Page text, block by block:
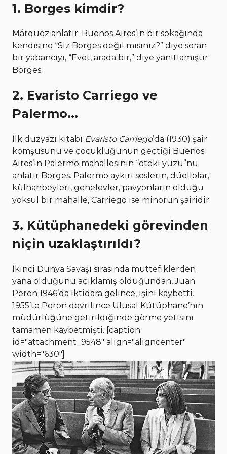
1. Borges kimdir?
Márquez anlatır: Buenos Aires’in bir sokağında
kendisine “Siz Borges değil misiniz?” diye soran
bir yabancıyı, “Evet, arada bir,” diye yanıtlamıştır
Borges.
2. Evaristo Carriego ve
Palermo...
İlk düzyazı kitabı Evaristo Carriego’da (1930) şair
komşusunu ve çocukluğunun geçtiği Buenos
Aires’in Palermo mahallesinin “öteki yüzü”nü
anlatır Borges. Palermo aykırı seslerin, düellolar,
külhanbeyleri, genelevler, pavyonların olduğu
yoksul bir mahalle, Carriego ise minörün şairidir.
3. Kütüphanedeki görevinden
niçin uzaklaştırıldı?
İkinci Dünya Savaşı sırasında müttefiklerden
yana olduğunu açıklamış olduğundan, Juan
Peron 1946’da iktidara gelince, işini kaybetti.
1955’te Peron devrilince Ulusal Kütüphane’nin
müdürlüğüne getirildiğinde görme yetisini
tamamen kaybetmişti. [caption
id="attachment_9548" align="aligncenter"
width="630"]